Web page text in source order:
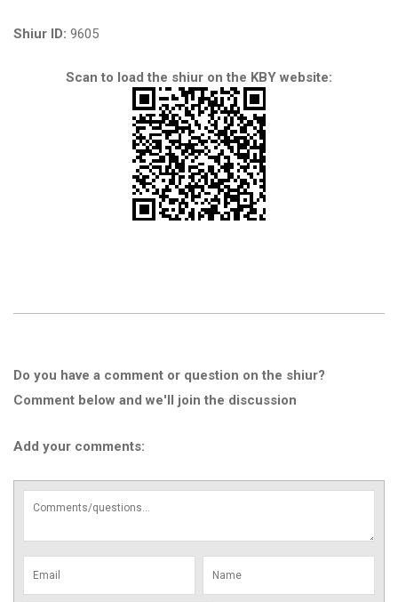
Shiur ID: 9605
Scan to load the shiur on the KBY website:
Do you have a comment or question on the shiur?
Comment below and we'll join the discussion
Add your comments: